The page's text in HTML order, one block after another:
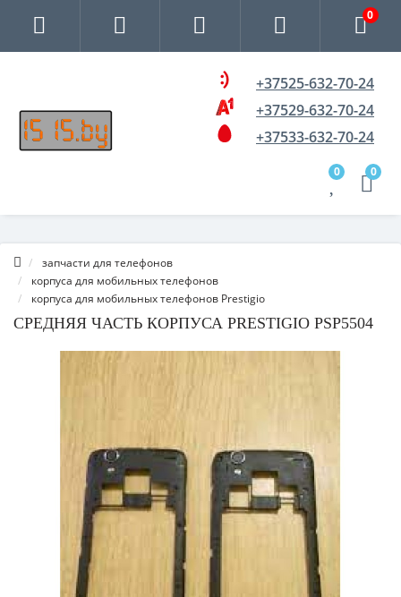
0
+37525-632-70-24
+37529-632-70-24
+37533-632-70-24
0 0
запчасти для телефонов
корпуса для мобильных телефонов
корпуса для мобильных телефонов Prestigio
СРЕДНЯЯ ЧАСТЬ КОРПУСА PRESTIGIO PSP5504